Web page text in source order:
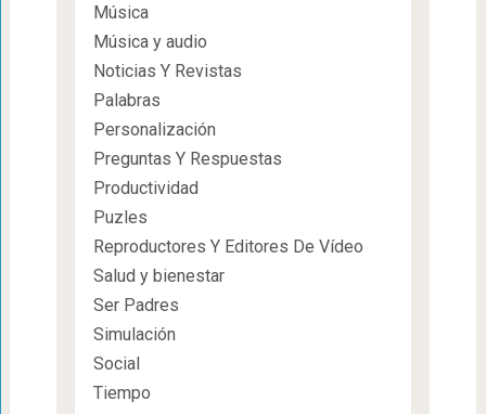
Música
Música y audio
Noticias Y Revistas
Palabras
Personalización
Preguntas Y Respuestas
Productividad
Puzles
Reproductores Y Editores De Vídeo
Salud y bienestar
Ser Padres
Simulación
Social
Tiempo